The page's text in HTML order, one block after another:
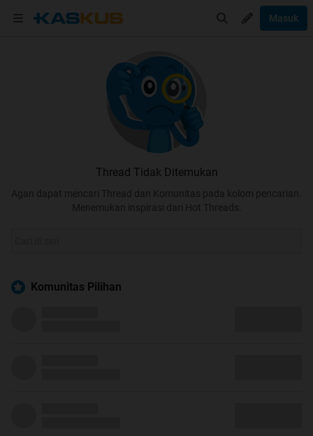
Masuk
Thread Tidak Ditemukan
Agan dapat mencari Thread dan Komunitas pada kolom pencarian.
Menemukan inspirasi dari Hot Threads.
Komunitas Pilihan